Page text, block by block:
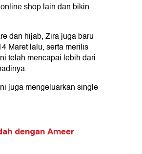
shop lain dan bikin
dan hijab, Zira juga baru
Maret lalu, serta merilis
telah mencapai lebih dari
juga mengeluarkan single
dengan Ameer